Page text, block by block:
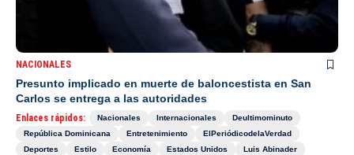
NACIONALES
Presunto implicado en muerte de baloncestista en San
Carlos se entrega a las autoridades
Enlaces rápidos: Nacionales Internacionales
Deultimominuto
República Dominicana
Entretenimiento
ElPeriódicodelaVerdad
Deportes
Estilo Economía Estados Unidos
Luis Abinader